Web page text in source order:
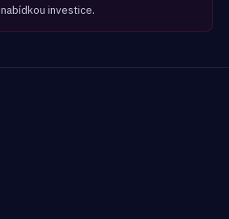
nabídkou investice.